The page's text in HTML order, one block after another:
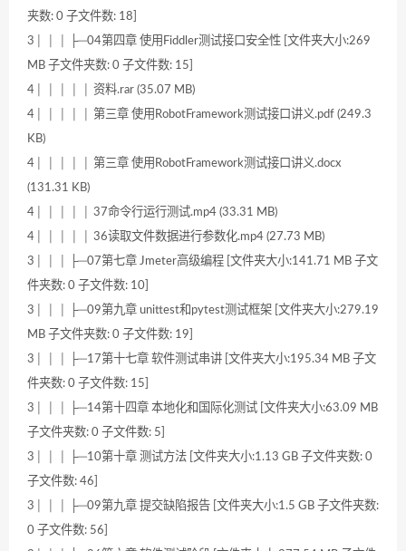
夹数: 0 子文件数: 18]
3│ │ │ ├─04第四章 使用Fiddler测试接口安全性 [文件夹大小:269
MB 子文件夹数: 0 子文件数: 15]
4│ │ │ │ │ 资料.rar (35.07 MB)
4│ │ │ │ │ 第三章 使用RobotFramework测试接口讲义.pdf (249.3
KB)
4│ │ │ │ │ 第三章 使用RobotFramework测试接口讲义.docx
(131.31 KB)
4│ │ │ │ │ 37命令行运行测试.mp4 (33.31 MB)
4│ │ │ │ │ 36读取文件数据进行参数化.mp4 (27.73 MB)
3│ │ │ ├─07第七章 Jmeter高级编程 [文件夹大小:141.71 MB 子文
件夹数: 0 子文件数: 10]
3│ │ │ ├─09第九章 unittest和pytest测试框架 [文件夹大小:279.19
MB 子文件夹数: 0 子文件数: 19]
3│ │ │ ├─17第十七章 软件测试串讲 [文件夹大小:195.34 MB 子文
件夹数: 0 子文件数: 15]
3│ │ │ ├─14第十四章 本地化和国际化测试 [文件夹大小:63.09 MB
子文件夹数: 0 子文件数: 5]
3│ │ │ ├─10第十章 测试方法 [文件夹大小:1.13 GB 子文件夹数: 0
子文件数: 46]
3│ │ │ ├─09第九章 提交缺陷报告 [文件夹大小:1.5 GB 子文件夹数:
0 子文件数: 56]